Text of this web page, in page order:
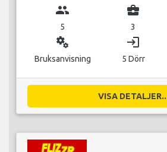
group
5
business_center
3
miscellaneous_services
Bruksanvisning
login
5 Dörr
VISA